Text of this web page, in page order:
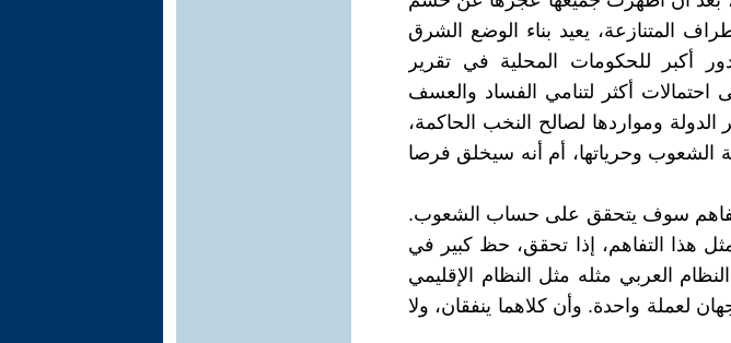
المتنازعة، يعيد بناء الوضع الشرق
للحكومات المحلية في تقرير
أكثر لتنامي الفساد والعسف
الدولة ومواردها لصالح النخب الحاكمة،
الشعوب وحرياتها، أم أنه سيخلق فرصا
التفاهم سوف يتحقق على حساب الشعوب.
هذا التفاهم، إذا تحقق، حظ كبير في
العربي مثله مثل النظام الإقليمي
لعملة واحدة. وأن كلاهما ينفقان، ولا